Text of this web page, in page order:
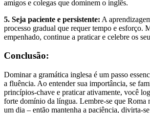
amigos e colegas que dominem o inglês.
5. Seja paciente e persistente: A
processo gradual que requer tempo e esforço.
empenhado, continue a praticar e celebre os
Conclusão:
Dominar a gramática inglesa é um passo
a fluência. Ao entender sua importância, se
princípios-chave e praticar ativamente, você
forte domínio da língua. Lembre-se que Roma
um dia – então mantenha a paciência, divirta-